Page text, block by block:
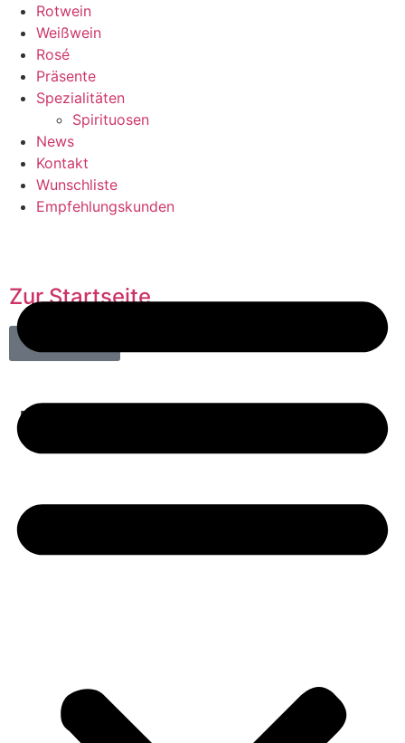
Rotwein
Weißwein
Rosé
Präsente
Spezialitäten
Spirituosen
News
Kontakt
Wunschliste
Empfehlungskunden
Zur Startseite
Likör